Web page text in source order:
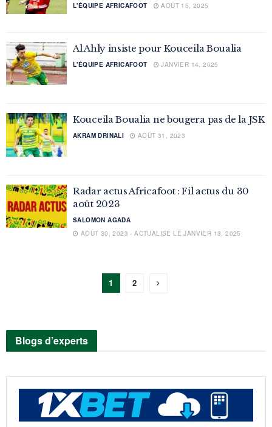
L'ÉQUIPE AFRICAFOOT AOÛT 15, 2025
Al Ahly insiste pour Kouceila Boualia
L'ÉQUIPE AFRICAFOOT JANVIER 14, 2025
Kouceila Boualia ne bougera pas de la JSK
AKRAM DRINALI AOÛT 31, 2023
Radar actus Africafoot : Fil actus du 30
août 2023
SALOMON AGADA
AOÛT 30, 2023 - ACTUALISÉ LE JANVIER 13, 2025
1 2
Blogs d’experts